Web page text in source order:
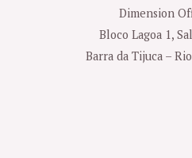
Dimension
Bloco Lagoa 1,
Barra da Tijuca –